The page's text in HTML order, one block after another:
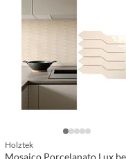
Holztek
Mosaico Porcelanato Lux